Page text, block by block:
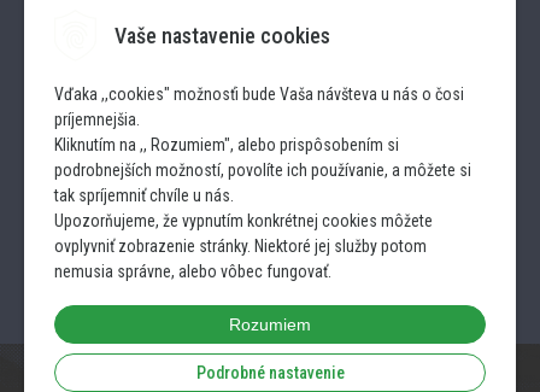
Vaše nastavenie cookies
Vďaka ,,cookies" možnosťi bude Vaša návšteva u nás o čosi
príjemnejšia.
Kliknutím na ,, Rozumiem", alebo prispôsobením si
podrobnejších možností, povolíte ich používanie, a môžete si
tak spríjemniť chvíle u nás.
Upozorňujeme, že vypnutím konkrétnej cookies môžete
ovplyvniť zobrazenie stránky. Niektoré jej služby potom
nemusia správne, alebo vôbec fungovať.
Rozumiem
Podrobné nastavenie
INSTAGRAM
FACEBOOK